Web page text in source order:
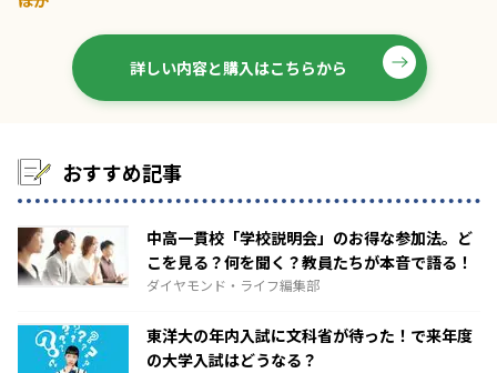
詳しい内容と購入はこちらから
おすすめ記事
中高一貫校「学校説明会」のお得な参加法。ど
こを見る？何を聞く？教員たちが本音で語る！
ダイヤモンド・ライフ編集部
東洋大の年内入試に文科省が待った！で来年度
の大学入試はどうなる？